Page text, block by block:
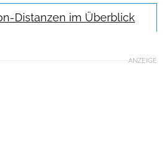
Distanzen im Überblick
ANZEIGE